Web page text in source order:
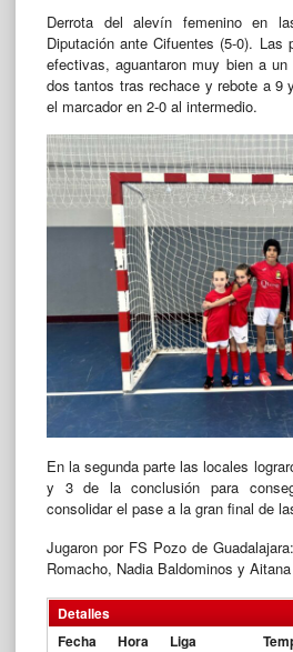
Derrota del alevín femenino en
Diputación ante Cifuentes (5-0). Las
efectivas, aguantaron muy bien a
dos tantos tras rechace y rebote a 9
el marcador en 2-0 al intermedio.
En la segunda parte las locales
y 3 de la conclusión para
consolidar el pase a la gran final de
Jugaron por FS Pozo de
Romacho, Nadia Baldominos y
Detalles
Fecha
Hora Liga